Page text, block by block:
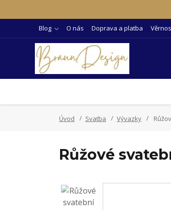
Blog O nás Doprava a platba
Úvod Svatba Vývazky
Růžové